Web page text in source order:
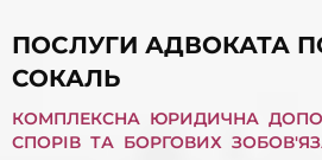
ПОСЛУГИ АДВОКАТА
СОКАЛЬ
КОМПЛЕКСНА ЮРИДИЧНА
СПОРІВ ТА БОРГОВИХ